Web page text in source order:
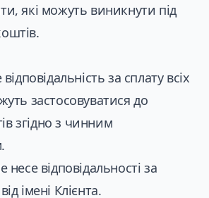
які можуть виникнути під
за сплату всіх
застосовуватися до
згідно з чинним
несе відповідальності за
імені Клієнта.